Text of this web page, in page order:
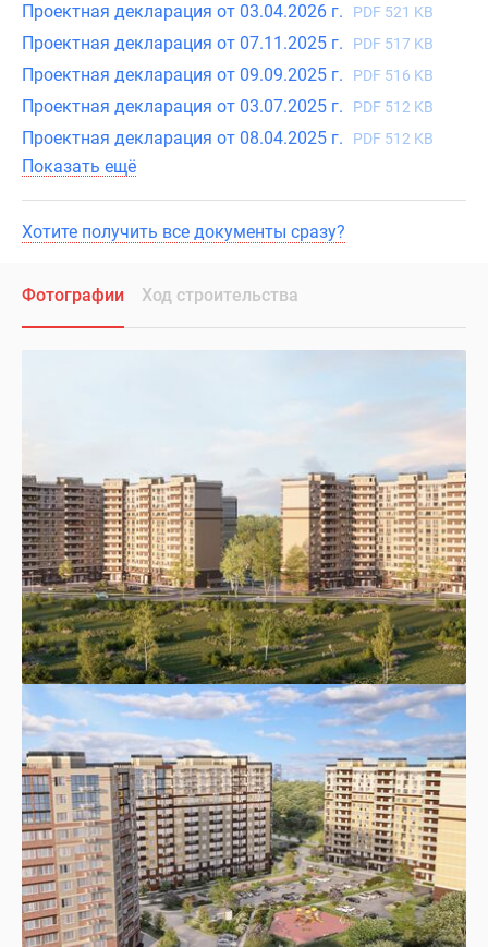
Проектная декларация от 03.04.2026 г. PDF 521 KB
Проектная декларация от 07.11.2025 г. PDF 517 KB
Проектная декларация от 09.09.2025 г. PDF 516 KB
Проектная декларация от 03.07.2025 г. PDF 512 KB
Проектная декларация от 08.04.2025 г. PDF 512 KB
Показать ещё
Хотите получить все документы сразу?
Фотографии Ход строительства